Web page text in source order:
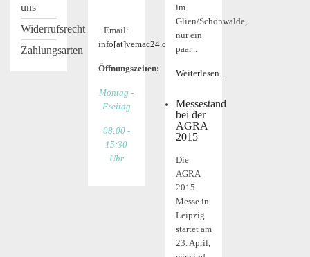
uns
Widerrufsrecht
Zahlungsarten
Email:
info[at]vemac24.com
Öffnungszeiten:
Montag -
Freitag
08:00 -
15:30
Uhr
im
Glien/Schönwalde,
nur ein
paar...
Weiterlesen...
Messestand
bei der
AGRA
2015
Die
AGRA
2015
Messe in
Leipzig
startet am
23. April,